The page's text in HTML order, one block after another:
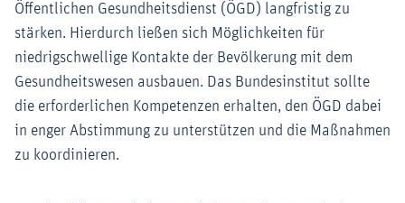
Öffentlichen Gesundheitsdienst (ÖGD) langfristig zu
stärken. Hierdurch ließen sich Möglichkeiten für
niedrigschwellige Kontakte der Bevölkerung mit dem
Gesundheitswesen ausbauen. Das Bundesinstitut sollte
die erforderlichen Kompetenzen erhalten, den ÖGD dabei
in enger Abstimmung zu unterstützen und die Maßnahmen
zu koordinieren.